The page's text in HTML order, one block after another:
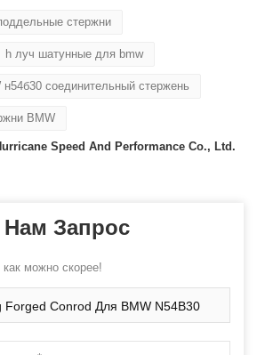
стержни
h луч шатунные для bmw
соединительный стержень
BMW
Speed ​​And Performance Co., Ltd.
Нам Запрос
можно скорее!
Forged Conrod Для BMW N54B30